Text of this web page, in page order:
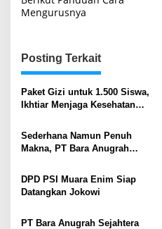
Mengurusnya
Posting Terkait
Paket Gizi untuk 1.500 Siswa,
Ikhtiar Menjaga Kesehatan
Sederhana Namun Penuh
Makna, PT Bara Anugrah
Peringati Hari Lingkungan
Hidup Sedunia 2026
DPD PSI Muara Enim Siap
Datangkan Jokowi
PT Bara Anugrah Sejahtera